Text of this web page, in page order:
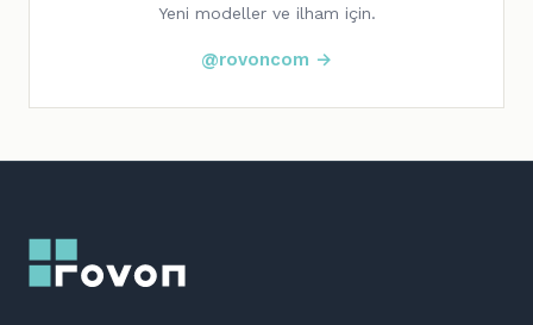
Yeni modeller ve ilham için.
@rovoncom →